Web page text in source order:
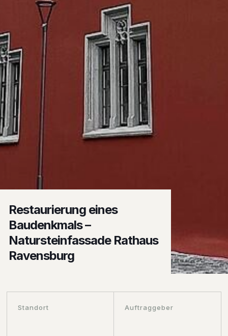
Restaurierung eines
Baudenkmals –
Natursteinfassade Rathaus
Ravensburg
Standort Auftraggeber